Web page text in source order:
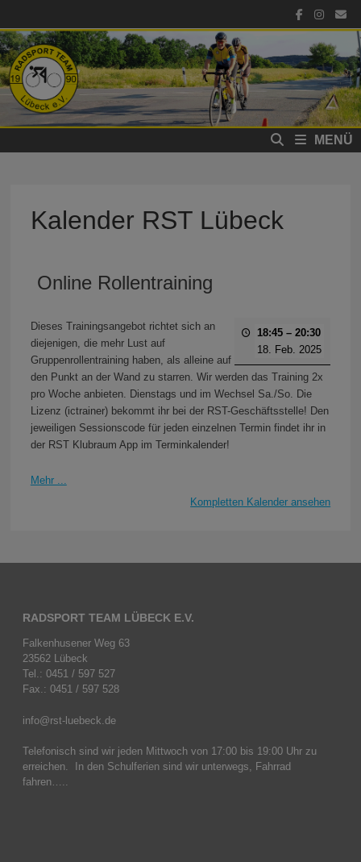
springen
MENÜ
Kalender RST Lübeck
Online Rollentraining
18:45 – 20:30
18. Feb. 2025
Dieses Trainingsangebot richtet sich an
diejenigen, die mehr Lust auf
Gruppenrollentraining haben, als alleine auf
den Punkt an der Wand zu starren. Wir werden das Training 2x
pro Woche anbieten. Dienstags und im Wechsel Sa./So. Die
Lizenz (ictrainer) bekommt ihr bei der RST-Geschäftsstelle! Den
jeweiligen Sessionscode für jeden einzelnen Termin findet ihr in
der RST Klubraum App im Terminkalender!
Mehr ...
Kompletten Kalender ansehen
RADSPORT TEAM LÜBECK E.V.
Falkenhusener Weg 63
23562 Lübeck
Tel.: 0451 / 597 527
Fax.: 0451 / 597 528
info@rst-luebeck.de
Telefonisch sind wir jeden Mittwoch von 17:00 bis 19:00 Uhr zu
erreichen. In den Schulferien sind wir unterwegs, Fahrrad
fahren…..